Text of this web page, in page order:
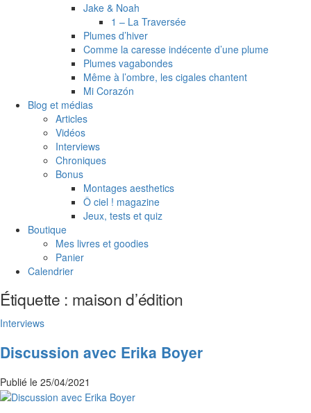
Jake & Noah
1 – La Traversée
Plumes d’hiver
Comme la caresse indécente d’une plume
Plumes vagabondes
Même à l’ombre, les cigales chantent
Mi Corazón
Blog et médias
Articles
Vidéos
Interviews
Chroniques
Bonus
Montages aesthetics
Ô ciel ! magazine
Jeux, tests et quiz
Boutique
Mes livres et goodies
Panier
Calendrier
Étiquette : maison d’édition
Interviews
Discussion avec Erika Boyer
Publié le 25/04/2021